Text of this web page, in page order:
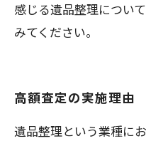
感じる遺品整理につい
みてください。
高額査定の実施理由
遺品整理という業種に